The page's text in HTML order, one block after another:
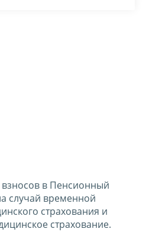
взносов в Пенсионный
случай временной
страхования и
страхование.